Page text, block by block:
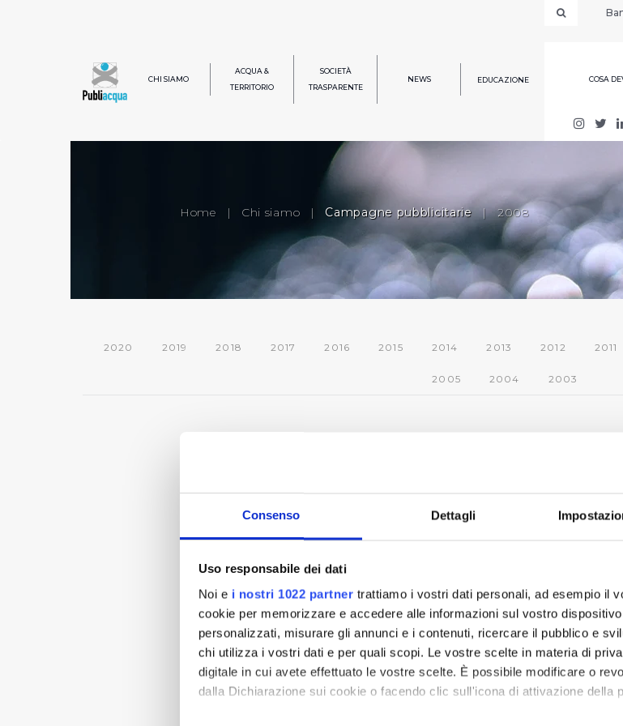
Consenso Dettagli
Uso responsabile dei dati
Noi e i nostri 1022 partner trattiamo i vostri dati personali, ad esempio il
cookie per memorizzare e accedere alle informazioni sul vostro
personalizzati, misurare gli annunci e i contenuti, ricercare il pubblico e
chi utilizza i vostri dati e per quali scopi. Le vostre scelte in materia di
digitale in cui avete effettuato le vostre scelte. È possibile modificare o
dalla Dichiarazione sui cookie o facendo clic sull'icona di attivazione della
CHI SIAMO
ACQUA &
TERRITORIO
SOCIETÀ
TRASPARENTE
NEWS EDUCAZIONE COSA
Home | Chi siamo | Campagne pubblicitarie | 2008
2020 2019 2018 2017 2016 2015 2014 2013 2012 2011
2005 2004 2003